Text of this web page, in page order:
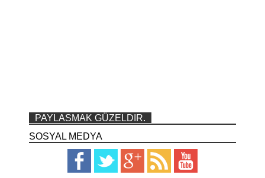
PAYLASMAK GÜZELDIR.
SOSYAL MEDYA